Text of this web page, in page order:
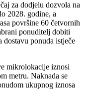
za dodjelu dozvola na
2028. godine, a
površine 60 četvornih
ponuditelj dobiti
ponuda istječe
mikrolokacije iznosi
metru. Naknada se
ukupnog iznosa